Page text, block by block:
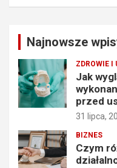
Najnowsze
ZDROWIE I
Jak
przed
31 lipca,
BIZNES
Czym